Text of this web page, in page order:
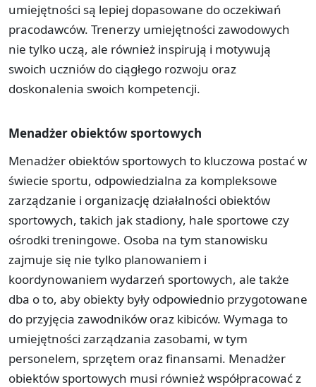
umiejętności są lepiej dopasowane do oczekiwań
pracodawców. Trenerzy umiejętności zawodowych
nie tylko uczą, ale również inspirują i motywują
swoich uczniów do ciągłego rozwoju oraz
doskonalenia swoich kompetencji.
Menadżer obiektów sportowych
Menadżer obiektów sportowych to kluczowa postać w
świecie sportu, odpowiedzialna za kompleksowe
zarządzanie i organizację działalności obiektów
sportowych, takich jak stadiony, hale sportowe czy
ośrodki treningowe. Osoba na tym stanowisku
zajmuje się nie tylko planowaniem i
koordynowaniem wydarzeń sportowych, ale także
dba o to, aby obiekty były odpowiednio przygotowane
do przyjęcia zawodników oraz kibiców. Wymaga to
umiejętności zarządzania zasobami, w tym
personelem, sprzętem oraz finansami. Menadżer
obiektów sportowych musi również współpracować z